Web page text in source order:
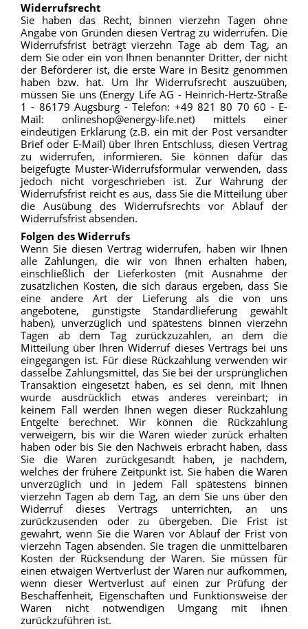
Widerrufsrecht
Sie haben das Recht, binnen vierzehn Tagen ohne
Angabe von Gründen diesen Vertrag zu widerrufen. Die
Widerrufsfrist beträgt vierzehn Tage ab dem Tag, an
dem Sie oder ein von Ihnen benannter Dritter, der nicht
der Beförderer ist, die erste Ware in Besitz genommen
haben bzw. hat. Um Ihr Widerrufsrecht auszuüben,
müssen Sie uns (Energy Life AG - Heinrich-Hertz-Straße
1 - 86179 Augsburg - Telefon: +49 821 80 70 60 - E-
Mail: onlineshop@energy-life.net) mittels einer
eindeutigen Erklärung (z.B. ein mit der Post versandter
Brief oder E-Mail) über Ihren Entschluss, diesen Vertrag
zu widerrufen, informieren. Sie können dafür das
beigefügte Muster-Widerrufsformular verwenden, dass
jedoch nicht vorgeschrieben ist. Zur Wahrung der
Widerrufsfrist reicht es aus, dass Sie die Mitteilung über
die Ausübung des Widerrufsrechts vor Ablauf der
Widerrufsfrist absenden.
Folgen des Widerrufs
Wenn Sie diesen Vertrag widerrufen, haben wir Ihnen
alle Zahlungen, die wir von Ihnen erhalten haben,
einschließlich der Lieferkosten (mit Ausnahme der
zusätzlichen Kosten, die sich daraus ergeben, dass Sie
eine andere Art der Lieferung als die von uns
angebotene, günstigste Standardlieferung gewählt
haben), unverzüglich und spätestens binnen vierzehn
Tagen ab dem Tag zurückzuzahlen, an dem die
Mitteilung über Ihren Widerruf dieses Vertrags bei uns
eingegangen ist. Für diese Rückzahlung verwenden wir
dasselbe Zahlungsmittel, das Sie bei der ursprünglichen
Transaktion eingesetzt haben, es sei denn, mit Ihnen
wurde ausdrücklich etwas anderes vereinbart; in
keinem Fall werden Ihnen wegen dieser Rückzahlung
Entgelte berechnet. Wir können die Rückzahlung
verweigern, bis wir die Waren wieder zurück erhalten
haben oder bis Sie den Nachweis erbracht haben, dass
Sie die Waren zurückgesandt haben, je nachdem,
welches der frühere Zeitpunkt ist. Sie haben die Waren
unverzüglich und in jedem Fall spätestens binnen
vierzehn Tagen ab dem Tag, an dem Sie uns über den
Widerruf dieses Vertrags unterrichten, an uns
zurückzusenden oder zu übergeben. Die Frist ist
gewahrt, wenn Sie die Waren vor Ablauf der Frist von
vierzehn Tagen absenden. Sie tragen die unmittelbaren
Kosten der Rücksendung der Waren. Sie müssen für
einen etwaigen Wertverlust der Waren nur aufkommen,
wenn dieser Wertverlust auf einen zur Prüfung der
Beschaffenheit, Eigenschaften und Funktionsweise der
Waren nicht notwendigen Umgang mit ihnen
zurückzuführen ist.